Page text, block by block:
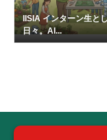
IISIA インターン生と
日々。AI...